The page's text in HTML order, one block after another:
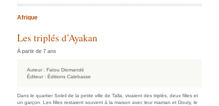
Afrique
Les triplés d’Ayakan
À partir de 7 ans
Auteur : Fatou Diomandé
Éditeur : Éditions Calebasse
Dans le quartier Soleil de la petite ville de Talla, vivaient des triplés, deux filles et
un garçon. Les filles restaient souvent à la maison avec leur maman et Douty, le